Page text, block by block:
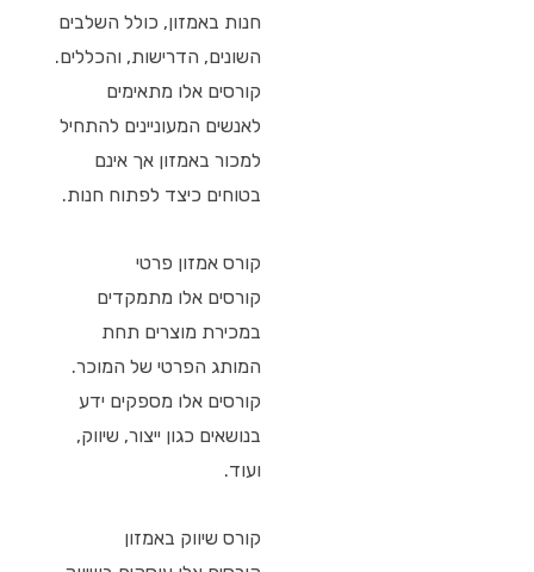
חנות באמזון, כולל השלבים
השונים, הדרישות, והכללים.
קורסים אלו מתאימים
לאנשים המעוניינים להתחיל
למכור באמזון אך אינם
בטוחים כיצד לפתוח חנות.
קורס אמזון פרטי
קורסים אלו מתמקדים
במכירת מוצרים תחת
המותג הפרטי של המוכר.
קורסים אלו מספקים ידע
בנושאים כגון ייצור, שיווק,
ועוד.
קורס שיווק באמזון